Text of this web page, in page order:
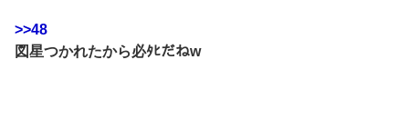
>>48
図星つかれたから必ﾀﾋだねw